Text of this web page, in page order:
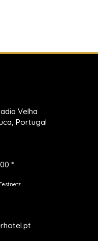
Velha
Portugal
*